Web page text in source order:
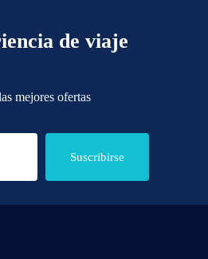
de viaje
mejores ofertas
Suscribirse